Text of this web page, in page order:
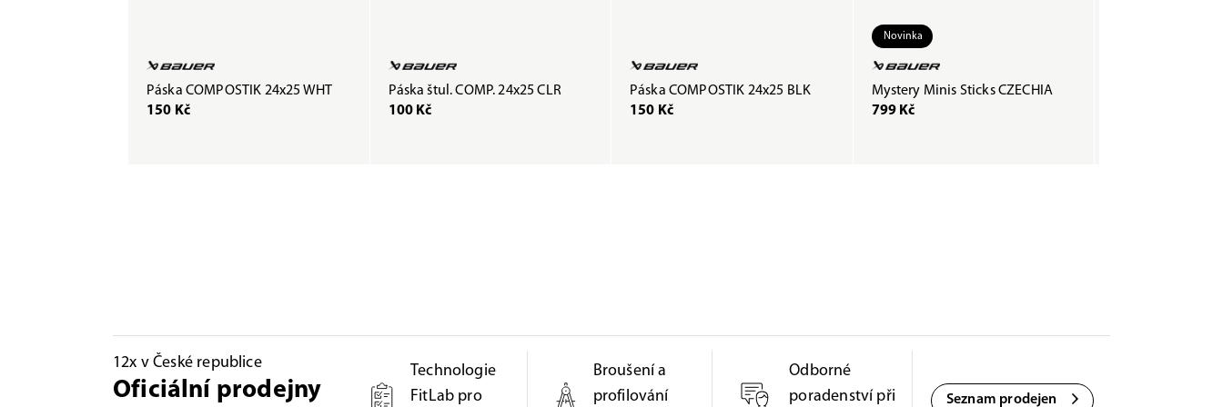
Páska COMPOSTIK 24x25 WHT
150 Kč
Páska štul. COMP. 24x25 CLR
100 Kč
Páska COMPOSTIK 24x25 BLK
150 Kč
Novinka
Mystery Minis Sticks CZECHIA
799 Kč
12x v České republice
Oficiální prodejny
Technologie
FitLab pro
Broušení a
profilování
Odborné
poradenství při
Seznam prodejen